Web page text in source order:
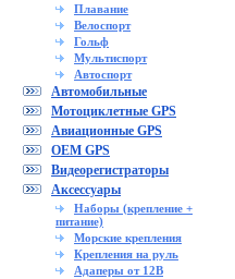
Плавание
Велоспорт
Гольф
Мультиспорт
Автоспорт
Автомобильные
Мотоциклетные GPS
Авиационные GPS
OEM GPS
Видеорегистраторы
Аксессуары
Наборы (крепление +
питание)
Морские крепления
Крепления на руль
Адаперы от 12В